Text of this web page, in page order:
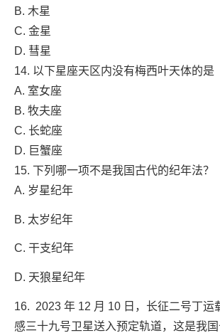
B. 木星
C. 金星
D. 彗星
14. 以下星座天区内没有梅西叶天体的
A. 室女座
B. 牧夫座
C. 长蛇座
D. 巨蟹座
15. 下列哪一项不是我国古代的纪年法
A. 岁星纪年
B. 太岁纪年
C. 干支纪年
D. 天狼星纪年
16. 2023 年 12 月 10 日，长征二号丁运
感三十九号卫星送入预定轨道，这是我